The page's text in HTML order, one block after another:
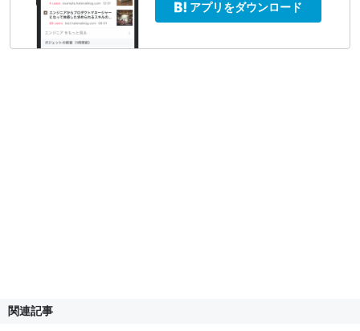
アプリをダウンロード
関連記事